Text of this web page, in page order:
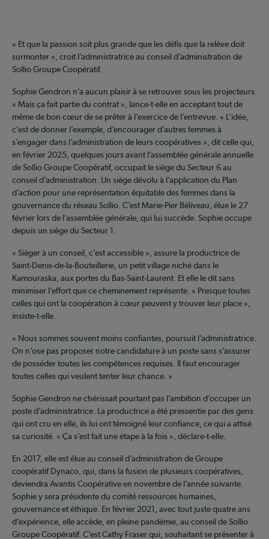
« Et que la passion soit plus grande que les défis que la relève doit
surmonter », croit l’administratrice au conseil d’administration de
Sollio Groupe Coopératif.
Sophie Gendron n’a aucun plaisir à se retrouver sous les projecteurs.
« Mais ça fait partie du contrat », lance-t-elle en acceptant tout de
même de bon cœur de se prêter à l’exercice de l’entrevue. « L’idée,
c’est de donner l’exemple, d’encourager d’autres femmes à
s’engager dans l’administration de leurs coopératives », dit celle qui,
en février 2025, quelques jours avant l’assemblée générale annuelle
de Sollio Groupe Coopératif, occupait le siège du Secteur 6 au
conseil d’administration. Un siège dévolu à l’application du Plan
d’action pour une représentation équitable des femmes dans la
gouvernance du réseau Sollio. C’est Marie-Pier Béliveau, élue le 27
février lors de l’assemblée générale, qui lui succède. Sophie occupe
depuis un siège du Secteur 1.
« Siéger à un conseil, c’est accessible », assure la productrice de
Saint-Denis-de-la-Bouteillerie, un petit village niché dans le
Kamouraska, aux portes du Bas-Saint-Laurent. Et elle le dit sans
minimiser l’effort que ce cheminement représente. « Presque toutes
celles qui ont la coopération à cœur peuvent y trouver leur place »,
insiste-t-elle.
« Nous sommes souvent moins confiantes, poursuit l’administratrice.
On n’ose pas proposer notre candidature à un poste sans s’assurer
de posséder toutes les compétences requises. Il faut encourager
toutes celles qui veulent tenter leur chance. »
Sophie Gendron ne chérissait pourtant pas l’ambition d’occuper un
poste d’administratrice. La productrice a été pressentie par des gens
qui ont cru en elle, ils lui ont témoigné leur confiance, ce qui a attisé
sa curiosité. « Ça s’est fait une étape à la fois », déclare-t-elle.
En 2017, elle est élue au conseil d’administration de Groupe
coopératif Dynaco, qui, dans la fusion de plusieurs coopératives,
deviendra Avantis Coopérative en novembre de l’année suivante.
Sophie y sera présidente du comité ressources humaines,
gouvernance et éthique. En février 2021, avec tout juste quatre ans
d’expérience, elle accède, en pleine pandémie, au conseil de Sollio
Groupe Coopératif. C’est Cathy Fraser qui, souhaitant se présenter à